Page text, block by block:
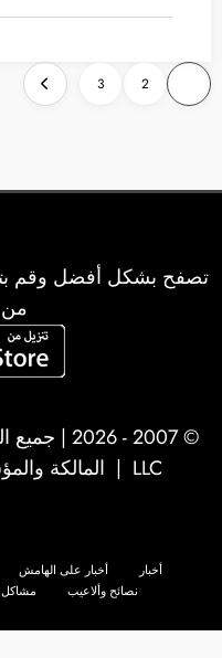
تعدد
صفحات
2
3
تصفح بشكل أفضل وقم
من
© 2007 - 2026 | جميع الحقوق محفوظة لشركة
LLC | المالكة
أخبار أخبار على الهامش
نصائح وألاعيب